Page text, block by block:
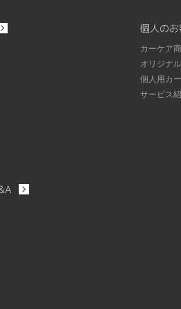
個人のお
カーケア
オリジナ
個人用カ
サービス